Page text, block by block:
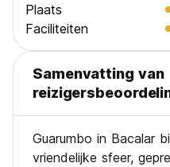
Plaats
Faciliteiten
Samenvatting van
Guarumbo in Bacalar
vriendelijke sfeer,